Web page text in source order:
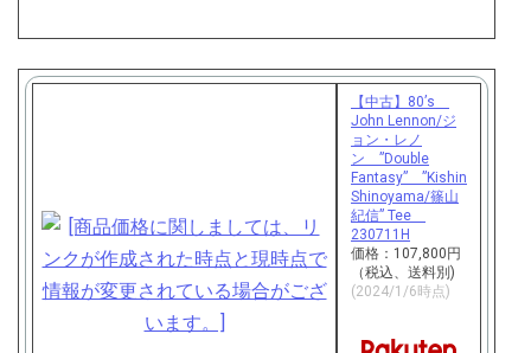
入
【中古】80’s
John Lennon/ジ
ョン・レノ
ン ”Double
Fantasy” ”Kishin
Shinoyama/篠山
紀信” Tee
230711H
価格：107,800円
（税込、送料別)
(2024/1/6時点)